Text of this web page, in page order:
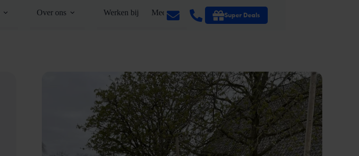
Over ons Werken bij Meer Super Deals